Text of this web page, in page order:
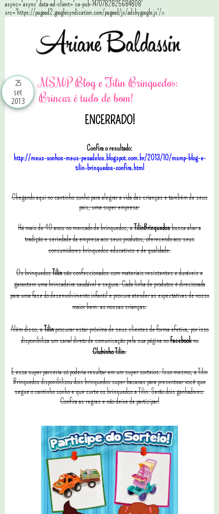
async='async' data-ad-client='ca-pub-1470782825684808'
src='https://pagead2.googlesyndication.com/pagead/js/adsbygoogle.js'/>
25
set
2013
MSMP Blog e Tilin Brinquedos:
Brincar é tudo de bom!
ENCERRADO!
Confira o resultado:
http://meus-sonhos-meus-pesadelos.blogspot.com.br/2013/10/msmp-blog-e-
tilin-brinquedos-confira.html
Chegando aqui no cantinho sonho para alegrar a vida das crianças e também de seus
pais, uma super empresa:
Há mais de 40 anos no mercado de brinquedos, aTilinBrinquedosbusca aliar a
tradição e seriedade da empresa aos seus produtos, oferecendo aos seus
consumidores brinquedos educativos e de qualidade.
Os brinquedosTilinsão confeccionados com materiais resistentes e duráveis e
garantem uma brincadeira saudável e segura. Cada linha de produtos é direcionada
para uma fase do desenvolvimento infantil e procura atender as expectativas de nosso
maior bem: as nossas crianças.
Além disso, aTilinprocurar estar próxima de seus clientes de forma efetiva, por isso
disponibiliza um canal direto de comunicação pela sua página noFacebookno
Clubinho Tilin.
E essa super parceria só poderia resultar em um super sorteios. Isso mesmo, a Tilin
Brinquedos disponibilizou dois brinquedos super bacanas para presentear você que
segue o cantinho sonho e que curte os brinquedos a Tilin. Serão dois ganhadores.
Confira as regras e não deixe de participar!